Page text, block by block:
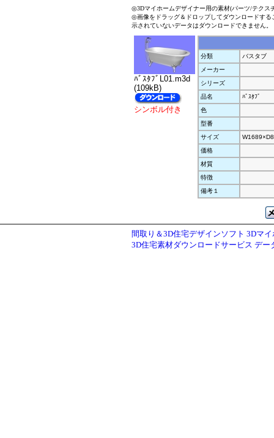
◎3Dマイホームデザイナー用の素材(パーツ/テクス
◎画像をドラッグ＆ドロップしてダウンロードす
示されていないデータはダウンロードできません。
ﾊﾞｽﾀﾌﾞL01.m3d
(109kB)
シンボル付き
分類
バスタブ
メーカー
シリーズ
品名
ﾊﾞｽﾀﾌﾞ
色
型番
サイズ
価格
材質
特徴
備考１
間取り＆3D住宅デザインソフト 3Dマ
3D住宅素材ダウンロードサービス デー